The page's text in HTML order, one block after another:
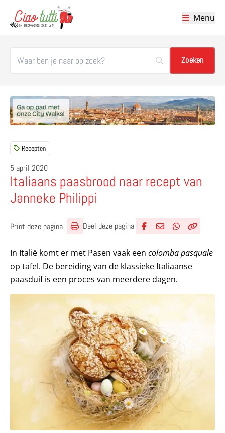
Menu
Recepten
5 april 2020
Italiaans paasbrood naar recept van
Janneke Philippi
Print deze pagina Deel deze pagina
In Italië komt er met Pasen vaak een colomba pasquale
op tafel. De bereiding van de klassieke Italiaanse
paasduif is een proces van meerdere dagen.